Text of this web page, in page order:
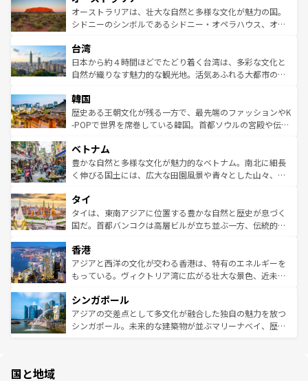
文化が魅力。旅行者はアメリカの各地域で異なる魅力を楽
しみながら、その多様性と豊かな歴史を感じることができ
ならではの贅沢な旅のスタイルだ。 なお、新着のアメリカ
情報はコンテンツ一覧を参照してほしい。
島だが、静かな自然を求めるならマウイ島やカウアイ島が
おすすめ。エメラルドグリーンに輝く海をはじめ、豊かな
れるおもてなしの心で訪れる人々を迎えてくれるハワイの
人々、おいしいローカルフードやハワイアンミュージッ
ク、伝統的なフラダンスなど、すべてがハワイの魅力を彩
ワイを、存分に味わってほしい。 なお、新着のハワイ情報
はコンテンツ一覧を参照してほしい。
オーストラリアは、壮大な自然と多様な文化が魅力の国。
シドニーのシンボルであるシドニー・オペラハウス、オー
リアリーフや大陸中央部にそびえるウルル（エアーズロッ
ク）、タスマニアの美しい原生林やケアンズの熱帯雨林な
ど、見どころがたくさん。また、カフェやワイン、オージ
いる。アクティビティも充実しており、サーフィンやダイ
ビング、ハイキングなど、アウトドア好きにはたまらな
い。オーストラリアの多彩な魅力を存分に味わいつくそ
参照してほしい。
台湾
日本から約４時間ほどでたどり着く台湾は、多彩な文化と
自然が織りなす魅力的な観光地。活気あふれる大都市の台
ン）、静ひつな山岳地帯である台湾東部など、都市の喧騒
と山間の静けさが共存しており、訪れる人に新しい発見と
驚きをもたらしてくれる。また、奥深い台湾の食文化も魅
容にもいいと評判のスイーツなど、バラエティ豊かな料理
が味わえる。 なお、新着の台湾情報は コンテンツ一覧を参
照してほしい。
韓国
歴史ある王朝文化が残る一方で、最先端のファッションやK
-POPで世界を席巻している韓国。首都ソウルの宮殿や伝統
き、地方に足を延ばせば四季折々の自然美を楽しむことが
できる。そして、キムチや焼肉、絶品のストリートフード
まで、さまざまな韓国料理が待っている。夜には、韓国な
リティに包まれながら、韓国の多彩な魅力を心ゆくまで味
わってみてほしい。 なお、新着の韓国情報はコンテンツ一
覧を参照してほしい。
ベトナム
豊かな自然と多様な文化が魅力的なベトナム。南北に細長
く伸びる国土には、広大な田園風景や青々とした山々、世
急速な発展と共に伝統が息づく。ハノイの古い町並みやホ
ーチミン市のフランス統治時代の建物も、独特の雰囲気を
醸し出している。また、バラエティの豊かさとおいしさで
とつ。フォーやバインミー、ベトナムコーヒーなどは、ぜ
ひ現地で味わいたい。どの地域を訪れてもあたたかい人々
が旅行者を迎えてくれるので、きっと忘れられない旅にな
参照してほしい。
タイ
タイは、東南アジアに位置する豊かな自然と歴史が息づく
国だ。首都バンコクは高層ビルが立ち並ぶ一方、伝統的な
の活気が交差している。北部ではチェンマイなどの山岳地
帯で自然と触れ合い、南部ではプーケットやクラビの美し
いビーチでリゾート気分を楽しむことができる。タイ料理
激する。気候は一年中温暖で、どの季節にも異なる楽しみ
が待っている。親しみやすいタイの人々、仏教を中心とし
た文化、そして多様な観光資源が、訪れる旅人を魅了し続
香港
アジアと西洋の文化が交わる香港は、特有のエネルギーを
もっている。ヴィクトリア湾に広がる壮大な景色、近未来
み、どこを訪れても感動するはず。観光スポットが密集し
ており、効率よく見どころを回れるのも魅力。息をのむよ
うな絶景から文化的な体験まで、香港を存分に楽しみ尽く
シンガポール
アジアの交差点として多文化が融合した独自の魅力を放つ
シンガポール。未来的な建築物が並ぶマリーナベイ、歴史
国と地域